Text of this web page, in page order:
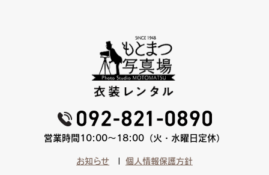
営業時間10:00〜18:00（火・水曜日定休）
お知らせ 個人情報保護方針